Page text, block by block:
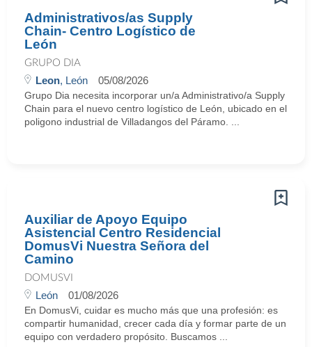
Administrativos/as Supply
Chain- Centro Logístico de
León
GRUPO DIA
Leon, León 05/08/2026
Grupo Dia necesita incorporar un/a Administrativo/a Supply
Chain para el nuevo centro logístico de León, ubicado en el
poligono industrial de Villadangos del Páramo. ...
Auxiliar de Apoyo Equipo
Asistencial Centro Residencial
DomusVi Nuestra Señora del
Camino
DOMUSVI
León 01/08/2026
En DomusVi, cuidar es mucho más que una profesión: es
compartir humanidad, crecer cada día y formar parte de un
equipo con verdadero propósito. Buscamos ...